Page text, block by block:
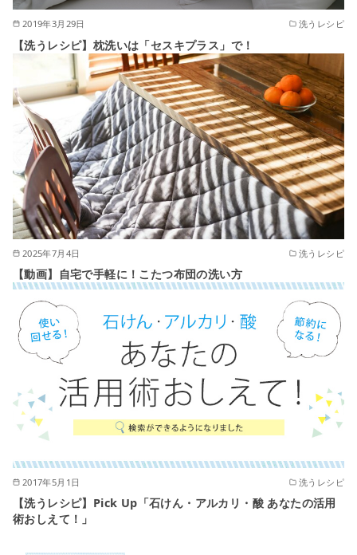
2019年3月29日 洗うレシピ
【洗うレシピ】枕洗いは「セスキプラス」で！
2025年7月4日 洗うレシピ
【動画】自宅で手軽に！こたつ布団の洗い方
2017年5月1日 洗うレシピ
【洗うレシピ】Pick Up「石けん・アルカリ・酸 あなたの活用
術おしえて！」